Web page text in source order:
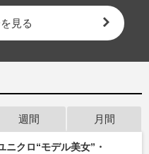
見る
週間 月間
ニクロ“モデル美女”・